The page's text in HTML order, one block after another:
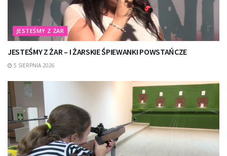
JESTEŚMY Z ŻAR
JESTEŚMY Z ŻAR – I ŻARSKIE ŚPIEWANKI POWSTAŃCZE
5 SIERPNIA 2026